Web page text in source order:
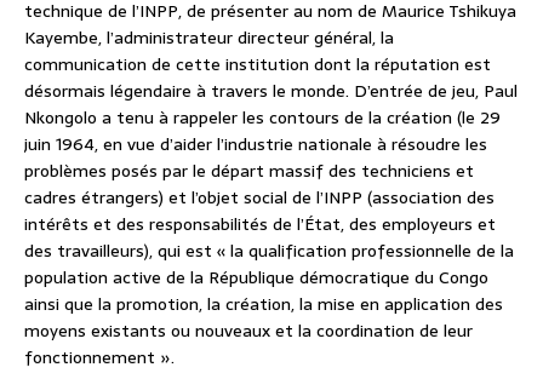
technique de l’INPP, de présenter au nom de Maurice Tshikuya
Kayembe, l’administrateur directeur général, la
communication de cette institution dont la réputation est
désormais légendaire à travers le monde. D’entrée de jeu, Paul
Nkongolo a tenu à rappeler les contours de la création (le 29
juin 1964, en vue d’aider l’industrie nationale à résoudre les
problèmes posés par le départ massif des techniciens et
cadres étrangers) et l’objet social de l’INPP (association des
intérêts et des responsabilités de l’État, des employeurs et
des travailleurs), qui est « la qualification professionnelle de la
population active de la République démocratique du Congo
ainsi que la promotion, la création, la mise en application des
moyens existants ou nouveaux et la coordination de leur
fonctionnement ».